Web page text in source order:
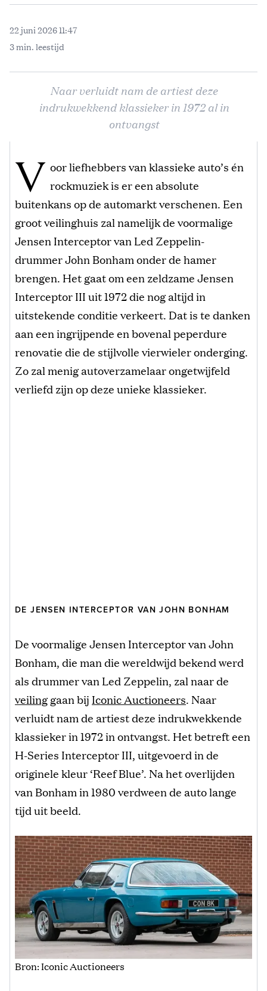
22 juni 2026 11:47
3 min. leestijd
Naar verluidt nam de artiest deze
indrukwekkend klassieker in 1972 al in
ontvangst
V oor liefhebbers van klassieke auto’s én
rockmuziek is er een absolute
buitenkans op de automarkt verschenen. Een
groot veilinghuis zal namelijk de voormalige
Jensen Interceptor van Led Zeppelin-
drummer John Bonham onder de hamer
brengen. Het gaat om een zeldzame Jensen
Interceptor III uit 1972 die nog altijd in
uitstekende conditie verkeert. Dat is te danken
aan een ingrijpende en bovenal peperdure
renovatie die de stijlvolle vierwieler onderging.
Zo zal menig autoverzamelaar ongetwijfeld
verliefd zijn op deze unieke klassieker.
DE JENSEN INTERCEPTOR VAN JOHN BONHAM
De voormalige Jensen Interceptor van John
Bonham, die man die wereldwijd bekend werd
als drummer van Led Zeppelin, zal naar de
veilinggaan bij Iconic Auctioneers. Naar
verluidt nam de artiest deze indrukwekkende
klassieker in 1972 in ontvangst. Het betreft een
H-Series Interceptor III, uitgevoerd in de
originele kleur ‘Reef Blue’. Na het overlijden
van Bonham in 1980 verdween de auto lange
tijd uit beeld.
Bron: Iconic Auctioneers